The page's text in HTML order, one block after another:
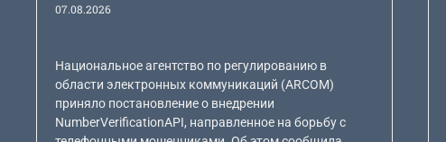
07.08.2026
Национальное агентство по регулированию в
области электронных коммуникаций (ARCOM)
приняло постановление о внедрении
NumberVerificationAPI, направленное на борьбу с